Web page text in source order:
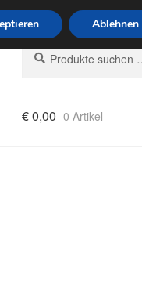
· 0175 7465658
Suchen
nach:
Suchen
€0,00 0 Artikel
Ablehnen